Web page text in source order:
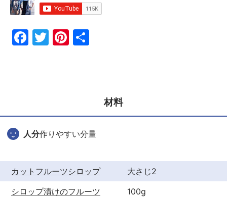
F
o
o
T
Pi
材料
人分作りやすい分量
カットフルーツシロップ
大さじ2
シロップ漬けのフルーツ
100g